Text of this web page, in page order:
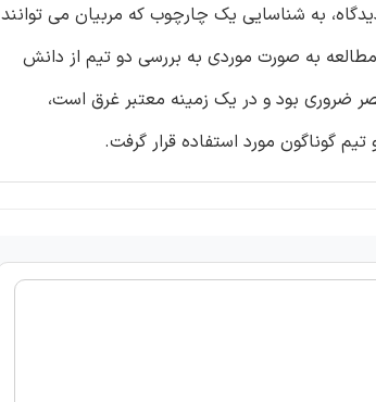
به شناسایی یک چارچوب که مربیان می توانند
به صورت موردی به بررسی دو تیم از دانش
ضروری بود و در یک زمینه معتبر غرق است،
گوناگون مورد استفاده قرار گرفت.